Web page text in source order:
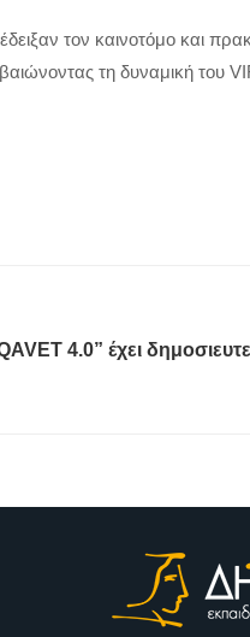
τον καινοτόμο και
τη δυναμική του
4.0” έχει